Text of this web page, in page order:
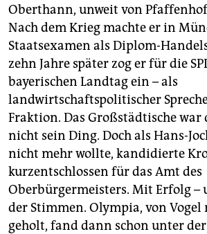
Oberthann, unweit von
Nach dem Krieg machte er in
Staatsexamen als Diplom-
zehn Jahre später zog er für die
bayerischen Landtag ein – als
landwirtschaftspolitischer
Fraktion. Das Großstädtische war
nicht sein Ding. Doch als Hans-
nicht mehr wollte, kandidierte
kurzentschlossen für das Amt des
Oberbürgermeisters. Mit Erfolg –
der Stimmen. Olympia, von Vogel
geholt, fand dann schon unter